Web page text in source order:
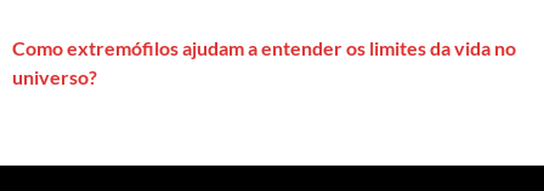
Como extremófilos ajudam a entender os limites da vida no
universo?